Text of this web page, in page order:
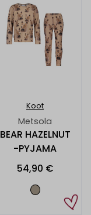
Koot
Metsola
BEAR HAZELNUT
-PYJAMA
54,90 €